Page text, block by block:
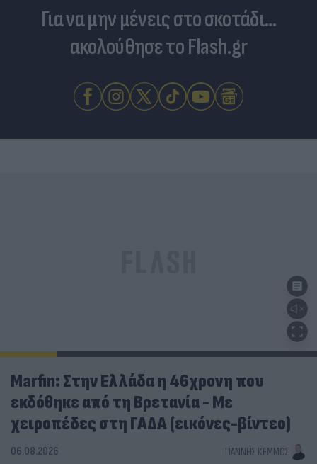
Για να μην μένεις στο σκοτάδι...
ακολούθησε το Flash.gr
Marfin: Στην Ελλάδα η 46χρονη που
εκδόθηκε από τη Βρετανία - Με
χειροπέδες στη ΓΑΔΑ (εικόνες-βίντεο)
06.08.2026 ΓΙΆΝΝΗΣ ΚΈΜΜΟΣ